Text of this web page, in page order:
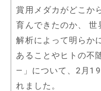
賞用メダカがどこか
育んできたのか、 世
解析によって明らか
あることやヒトの不
―」について、2月
れました。